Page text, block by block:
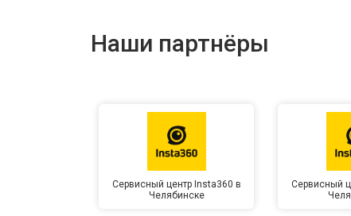
Наши партнёры
Сервисный центр Insta360 в
Челябинске
Сервисный